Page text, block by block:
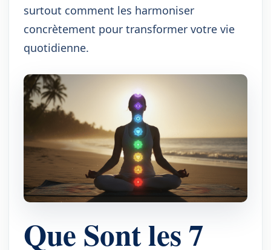
surtout comment les harmoniser
concrètement pour transformer votre vie
quotidienne.
Que Sont les 7